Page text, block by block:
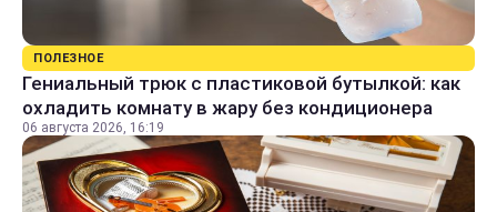
ПОЛЕЗНОЕ
Гениальный трюк с пластиковой бутылкой: как
охладить комнату в жару без кондиционера
06 августа 2026, 16:19